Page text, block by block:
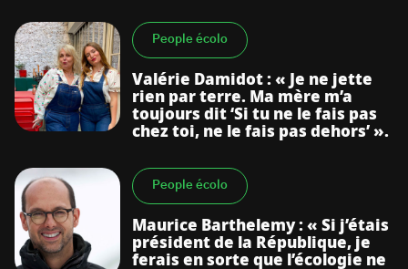
People écolo
Valérie Damidot : « Je ne jette
rien par terre. Ma mère m’a
toujours dit ‘Si tu ne le fais pas
chez toi, ne le fais pas dehors’ ».
People écolo
Maurice Barthelemy : « Si j’étais
président de la République, je
ferais en sorte que l’écologie ne